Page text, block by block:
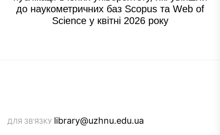
до наукометричних баз Scopus та Web of
Science у квітні 2026 року
ДЛЯ ЗВ'ЯЗКУ library@uzhnu.edu.ua